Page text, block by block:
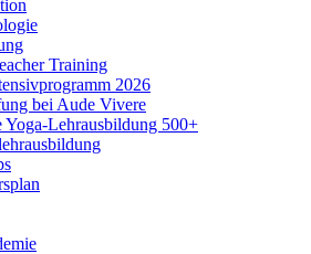
Training
2026
bei Aude Vivere
Yoga-Lehrausbildung 500+